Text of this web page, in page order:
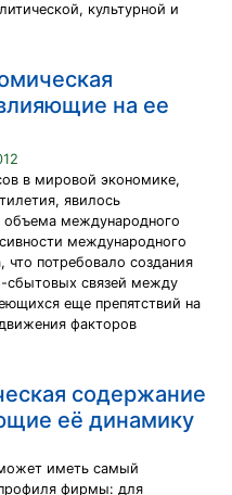
культурной и
на ее
в мировой экономике,
явилось
объема международного
международного
потребовало создания
сбытовых связей между
еще препятствий на
факторов
содержание
её динамику
иметь самый
фирмы: для